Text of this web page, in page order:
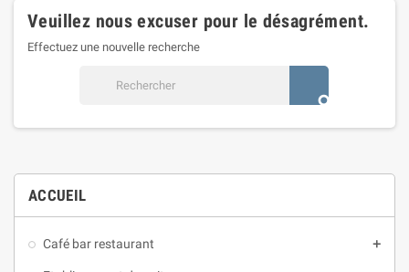
ACCUEIL
Café bar restaurant add
Veuillez nous excuser pour le désagrément.
Effectuez une nouvelle recherche
search